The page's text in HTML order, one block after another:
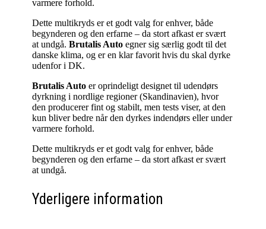
varmere forhold.
Dette multikryds er et godt valg for enhver, både
begynderen og den erfarne – da stort afkast er svært
at undgå. Brutalis Auto egner sig særlig godt til det
danske klima, og er en klar favorit hvis du skal dyrke
udenfor i DK.
Brutalis Auto er oprindeligt designet til udendørs
dyrkning i nordlige regioner (Skandinavien), hvor
den producerer fint og stabilt, men tests viser, at den
kun bliver bedre når den dyrkes indendørs eller under
varmere forhold.
Dette multikryds er et godt valg for enhver, både
begynderen og den erfarne – da stort afkast er svært
at undgå.
Yderligere information